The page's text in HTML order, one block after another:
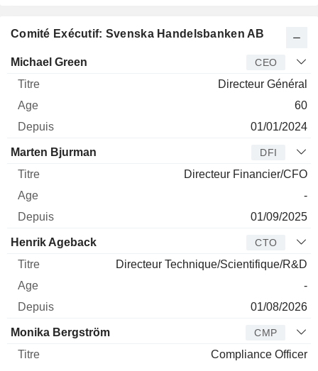
Comité Exécutif: Svenska Handelsbanken AB
Dirigeant Titre
Michael Green CEO
Directeur Général
60
01/01/2024
Marten Bjurman DFI
Directeur Financier/CFO
-
01/09/2025
Henrik Ageback CTO
Directeur Technique/Scientifique/R&D
-
01/08/2026
Monika Bergström CMP
Compliance Officer